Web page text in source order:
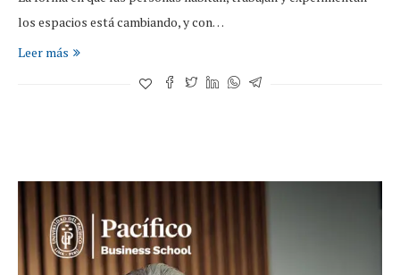
los espacios está cambiando, y con…
Leer más